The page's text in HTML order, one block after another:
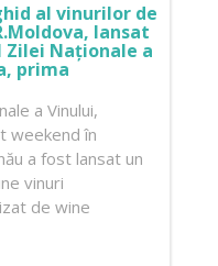
al vinurilor de
lansat
Zilei Naționale a
prima
a Vinului,
weekend în
a fost lansat un
vinuri
de wine